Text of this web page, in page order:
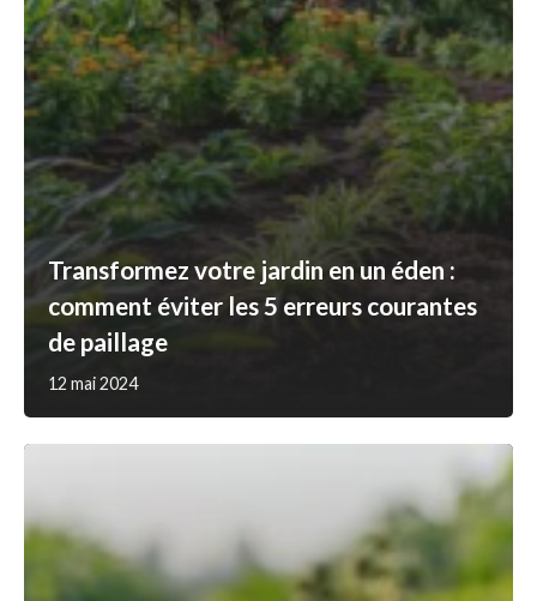
Transformez votre jardin en un éden :
comment éviter les 5 erreurs courantes
de paillage
12 mai 2024